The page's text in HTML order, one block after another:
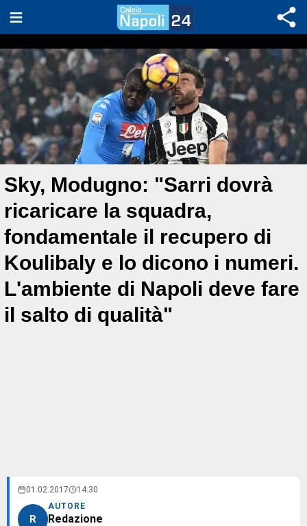
Sky, Modugno: "Sarri dovrà
ricaricare la squadra,
fondamentale il recupero di
Koulibaly e lo dicono i numeri.
L'ambiente di Napoli deve fare
il salto di qualità"
01.02.2017 14:30
R
AUTORE
Redazione